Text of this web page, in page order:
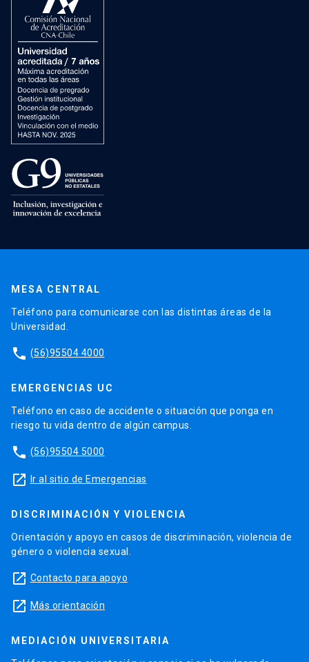
MESA CENTRAL
Teléfono para comunicarse con las distintas áreas de la
Universidad.
phone (56)95504 4000
EMERGENCIAS UC
Teléfono en caso de accidente o situación que ponga en
riesgo tu vida dentro de algún campus.
phone (56)95504 5000
launch Ir al sitio de Emergencias
DISCRIMINACIÓN Y VIOLENCIA
Orientación y apoyo en casos de discriminación, violencia de
género o violencia sexual.
launch Contacto para apoyo
launch Más orientación
MEDIACIÓN UNIVERSITARIA